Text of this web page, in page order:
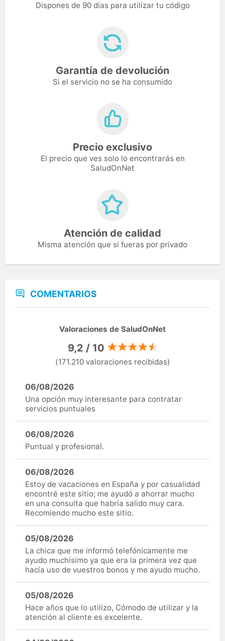
Dispones de 90 días para utilizar tu código
Garantía de devolución
Si el servicio no se ha consumido
Precio exclusivo
El precio que ves solo lo encontrarás en
SaludOnNet
Atención de calidad
Misma atención que si fueras por privado
COMENTARIOS
Valoraciones de SaludOnNet
9,2 / 10
(171.210 valoraciones recibidas)
06/08/2026
Una opción muy interesante para contratar
servicios puntuales
06/08/2026
Puntual y profesional.
06/08/2026
Estoy de vacaciones en España y por casualidad
encontré este sitio; me ayudó a ahorrar mucho
en una consulta que habría salido muy cara.
Recomiendo mucho este sitio.
05/08/2026
La chica que me informó telefónicamente me
ayudo muchísimo ya que era la primera vez que
hacía uso de vuestros bonos y me ayudo mucho.
05/08/2026
Hace años que lo utilizo, Cómodo de utilizar y la
atención al cliente es excelente.